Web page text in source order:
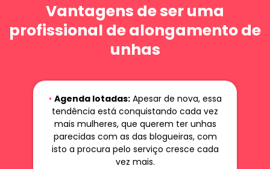
Vantagens de ser uma
profissional de alongamento de
unhas
• Agenda lotadas:Apesar de nova, essa
tendência está conquistando cada vez
mais mulheres, que querem ter unhas
parecidas com as das blogueiras, com
isto a procura pelo serviço cresce cada
vez mais.